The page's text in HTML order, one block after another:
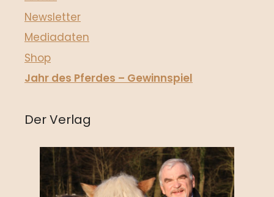
Newsletter
Mediadaten
Shop
Jahr des Pferdes – Gewinnspiel
Der Verlag